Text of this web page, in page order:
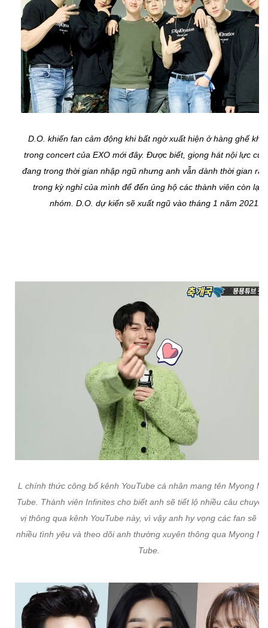
D.O. khiến fan cảm động khi bất ngờ xuất hiện ở hàng ghế
trong concert của EXO mới đây. Được biết, giọng hát nội lực của
đang trong thời gian nhập ngũ nhưng anh vẫn dành thời gian
trong kỳ nghỉ của mình để đến ủng hộ các thành viên còn lại
nhóm. D.O. dự kiến sẽ xuất ngũ vào tháng 1 năm 2021.
L chính thức công bố kênh YouTube cá nhân mang tên Myong
Tube. Thành viên Infinites cho biết anh sẽ tiết lộ nhiều câu
vị thông qua kênh YouTube này, vì vậy anh hy vọng các fan sẽ
nhiều tình yêu và theo dõi anh thường xuyên thông qua Myong
Tube.